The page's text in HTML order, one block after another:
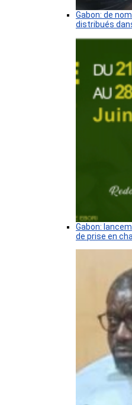
Gabon: de
distribués
Gabon:
de prise en